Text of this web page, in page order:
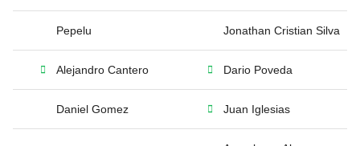
Pepelu Jonathan Cristian Silva
Alejandro Cantero Dario Poveda
Daniel Gomez Juan Iglesias